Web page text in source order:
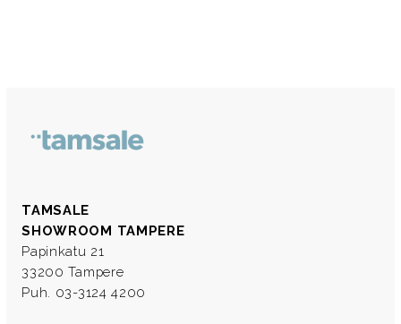
TAMSALE
SHOWROOM TAMPERE
Papinkatu 21
33200 Tampere
Puh. 03-3124 4200